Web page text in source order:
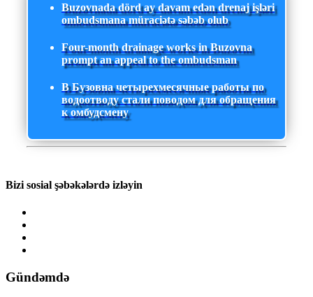
Buzovnada dörd ay davam edən drenaj işləri
ombudsmana müraciətə səbəb olub
Four-month drainage works in Buzovna
prompt an appeal to the ombudsman
В Бузовна четырехмесячные работы по
водоотводу стали поводом для обращения
к омбудсмену
Bizi sosial şəbəkələrdə izləyin
Gündəmdə